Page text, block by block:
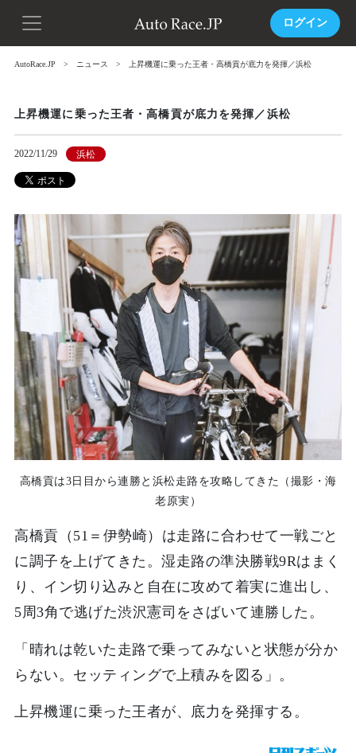
ログイン
AutoRace.JP ニュース 上昇機運に乗った王者・高橋貢が底力を発揮／浜松
上昇機運に乗った王者・高橋貢が底力を発揮／浜松
2022/11/29 浜松
高橋貢は3日目から連勝と浜松走路を攻略してきた（撮影・海
老原実）
高橋貢（51＝伊勢崎）は走路に合わせて一戦ごと
に調子を上げてきた。湿走路の準決勝戦9Rはまく
り、イン切り込みと自在に攻めて着実に進出し、
5周3角で逃げた渋沢憲司をさばいて連勝した。
「晴れは乾いた走路で乗ってみないと状態が分か
らない。セッティングで上積みを図る」。
上昇機運に乗った王者が、底力を発揮する。